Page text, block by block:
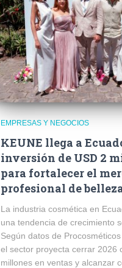
EMPRESAS Y NEGOCIOS
KEUNE llega a
inversión de USD 2
para fortalecer el
profesional de
La industria cosmética en
una tendencia de crecimiento
Según datos de
el sector proyecta cerrar 2026
millones en ventas y alcanzar